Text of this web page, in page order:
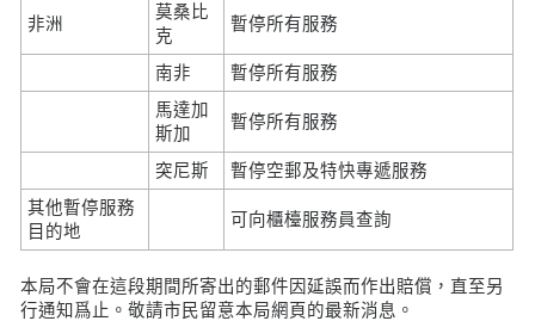
非洲
莫桑比
克
暫停所有服務
南非
暫停所有服務
馬達加
斯加
暫停所有服務
突尼斯
暫停空郵及特快專遞服務
其他暫停服務
目的地
可向櫃檯服務員查詢
本局不會在這段期間所寄出的郵件因延誤而作出賠償，直至另
行通知爲止。敬請市民留意本局網頁的最新消息。